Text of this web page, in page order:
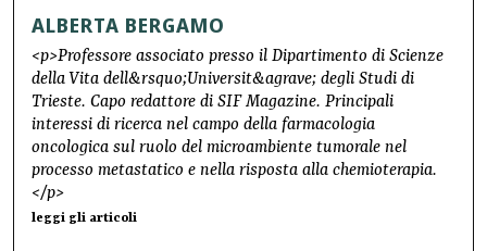
ALBERTA BERGAMO
<p>Professore associato presso il Dipartimento di Scienze
della Vita dell&rsquo;Universit&agrave; degli Studi di
Trieste. Capo redattore di SIF Magazine. Principali
interessi di ricerca nel campo della farmacologia
oncologica sul ruolo del microambiente tumorale nel
processo metastatico e nella risposta alla chemioterapia.
</p>
leggi gli articoli